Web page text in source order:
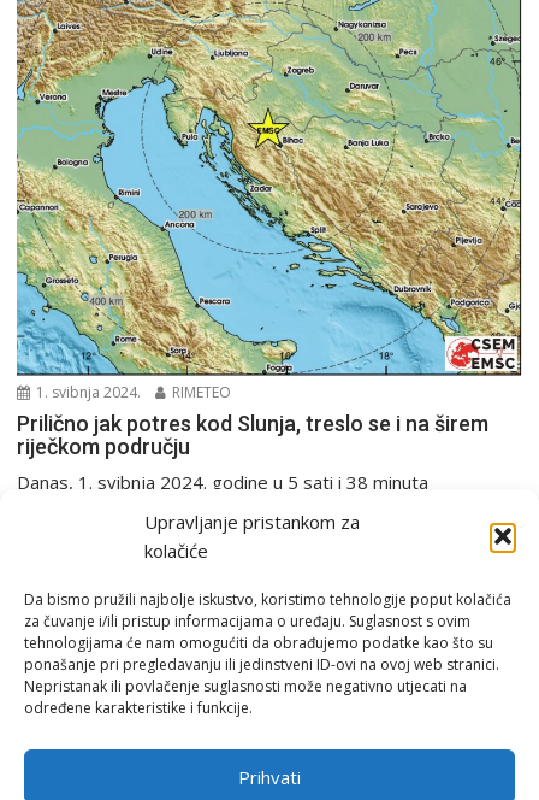
Upravljanje pristankom za
kolačiće
Da bismo pružili najbolje iskustvo, koristimo tehnologije poput kolačića
za čuvanje i/ili pristup informacijama o uređaju. Suglasnost s ovim
tehnologijama će nam omogućiti da obrađujemo podatke kao što su
ponašanje pri pregledavanju ili jedinstveni ID-ovi na ovoj web stranici.
Nepristanak ili povlačenje suglasnosti može negativno utjecati na
određene karakteristike i funkcije.
Prihvati
1. svibnja 2024. RIMETEO
Prilično jak potres kod Slunja, treslo se i na širem
riječkom području
Danas, 1. svibnja 2024. godine u 5 sati i 38 minuta
seizmografi Seizmološke službe RH zabilježili...
Potres
Email: rimeteoATyahoo.com
Politika privatnosti